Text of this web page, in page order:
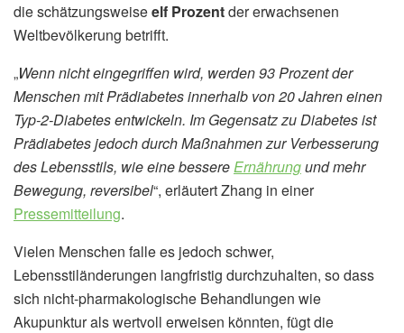
die schätzungsweiseelf Prozentder erwachsenen
Weltbevölkerung betrifft.
„Wenn nicht eingegriffen wird, werden 93 Prozent der
Menschen mit Prädiabetes innerhalb von 20 Jahren einen
Typ-2-Diabetes entwickeln. Im Gegensatz zu Diabetes ist
Prädiabetes jedoch durch Maßnahmen zur Verbesserung
des Lebensstils, wie eine bessereErnährungund mehr
Bewegung, reversibel“, erläutert Zhang in einer
Pressemitteilung.
Vielen Menschen falle es jedoch schwer,
Lebensstiländerungen langfristig durchzuhalten, so dass
sich nicht-pharmakologische Behandlungen wie
Akupunktur als wertvoll erweisen könnten, fügt die